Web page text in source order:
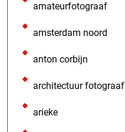
amateurfotograaf
amsterdam noord
anton corbijn
architectuur fotograaf
arieke